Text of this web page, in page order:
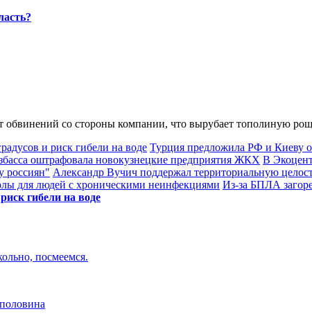
обвинений со стороны компании, что вырубает тополиную
и риск гибели на воде Турция предложила РФ и Киеву
оштрафовала новокузнецкие предприятия ЖКХ В
россиян" Александр Вучич поддержал территориальную
для людей с хроническими неинфекциями Из-за БПЛА
гибели на воде
посмеемся.